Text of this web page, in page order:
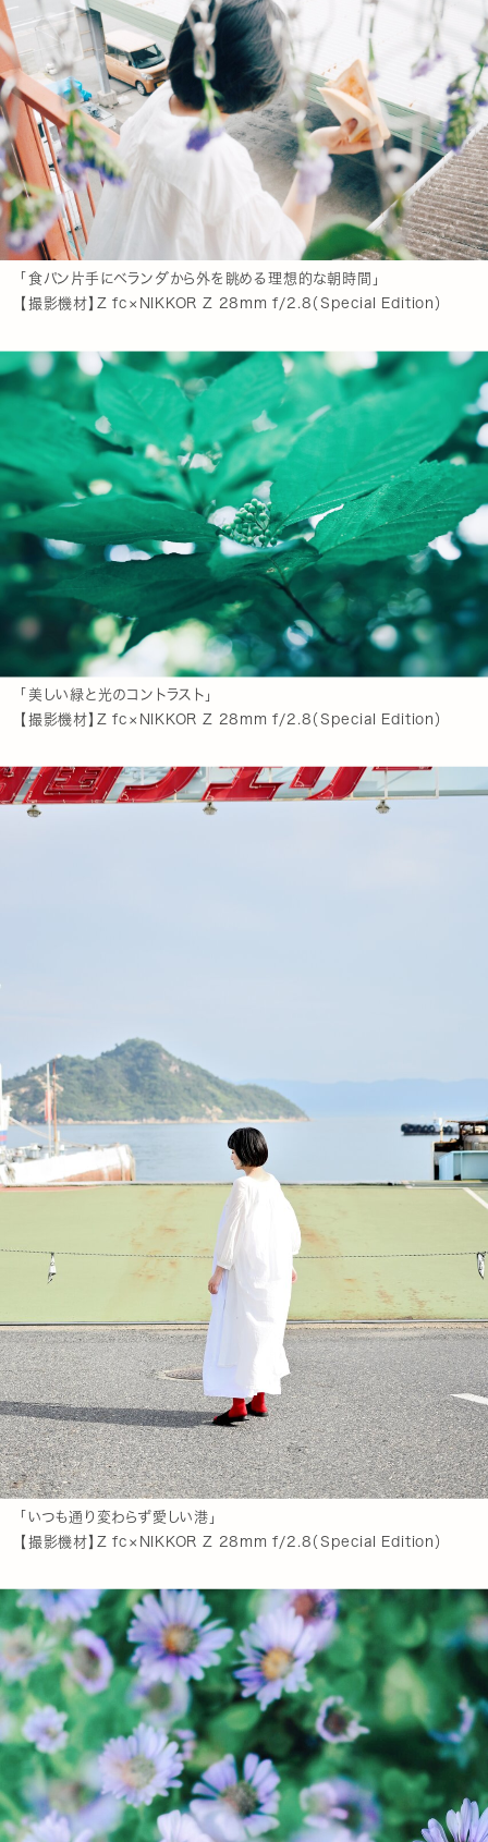
「食パン片手にベランダから外を眺める理想的な朝時間」
【撮影機材】Z fc×NIKKOR Z 28mm f/2.8（Special Edition）
「美しい緑と光のコントラスト」
【撮影機材】Z fc×NIKKOR Z 28mm f/2.8（Special Edition）
「いつも通り変わらず愛しい港」
【撮影機材】Z fc×NIKKOR Z 28mm f/2.8（Special Edition）